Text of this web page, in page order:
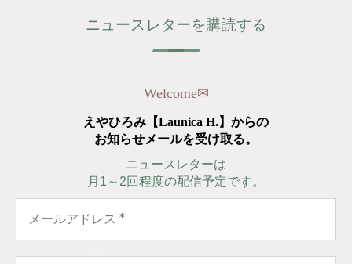
ニュースレターを購読する
Welcome✉︎
えやひろみ【Launica H.】からの
お知らせメールを受け取る。
ニュースレターは
月1～2回程度の配信予定です。